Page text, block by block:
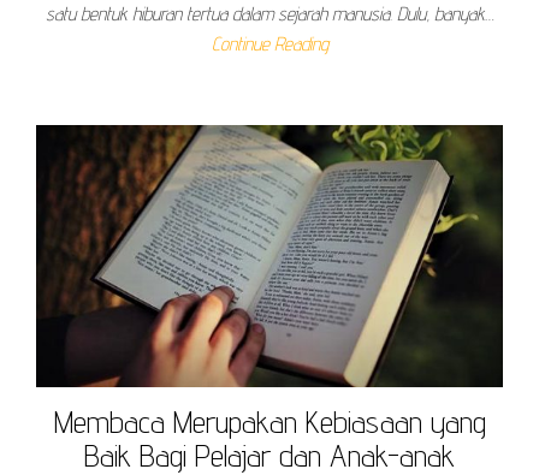
satu bentuk hiburan tertua dalam sejarah manusia. Dulu, banyak…
Continue Reading
Membaca Merupakan Kebiasaan yang
Baik Bagi Pelajar dan Anak-anak